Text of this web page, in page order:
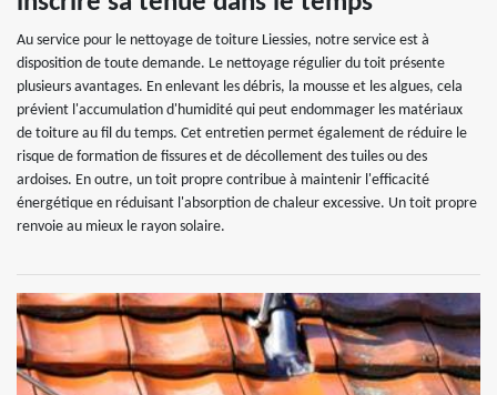
Au service pour le nettoyage de toiture Liessies, notre service est à
disposition de toute demande. Le nettoyage régulier du toit présente
plusieurs avantages. En enlevant les débris, la mousse et les algues, cela
prévient l'accumulation d'humidité qui peut endommager les matériaux
de toiture au fil du temps. Cet entretien permet également de réduire le
risque de formation de fissures et de décollement des tuiles ou des
ardoises. En outre, un toit propre contribue à maintenir l'efficacité
énergétique en réduisant l'absorption de chaleur excessive. Un toit propre
renvoie au mieux le rayon solaire.